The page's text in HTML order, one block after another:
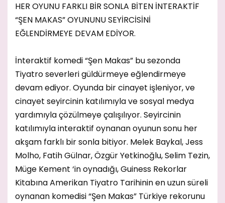
HER OYUNU FARKLI BİR SONLA BİTEN İNTERAKTİF
“ŞEN MAKAS” OYUNUNU SEYİRCİSİNİ
EĞLENDİRMEYE DEVAM EDİYOR.
İnteraktif komedi “Şen Makas” bu sezonda
Tiyatro severleri güldürmeye eğlendirmeye
devam ediyor. Oyunda bir cinayet işleniyor, ve
cinayet seyircinin katılımıyla ve sosyal medya
yardımıyla çözülmeye çalışılıyor. Seyircinin
katılımıyla interaktif oynanan oyunun sonu her
akşam farklı bir sonla bitiyor. Melek Baykal, Jess
Molho, Fatih Gülnar, Özgür Yetkinoğlu, Selim Tezin,
Müge Kement ‘in oynadığı, Guiness Rekorlar
Kitabına Amerikan Tiyatro Tarihinin en uzun süreli
oynanan komedisi “Şen Makas” Türkiye rekorunu